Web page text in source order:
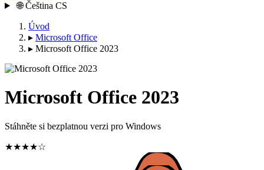
🌐 Čeština CS
Úvod
▸ Microsoft Office
▸ Microsoft Office 2023
Microsoft Office 2023
Stáhněte si bezplatnou verzi pro Windows
★★★★☆